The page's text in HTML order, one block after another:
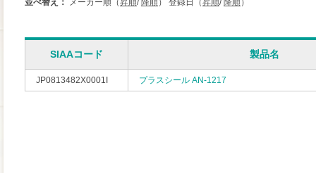
並べ替え： メーカー順（昇順/ 降順） 登録日（昇順/ 降順）
SIAAコード 製品名
JP0813482X0001I プラスシール AN-1217